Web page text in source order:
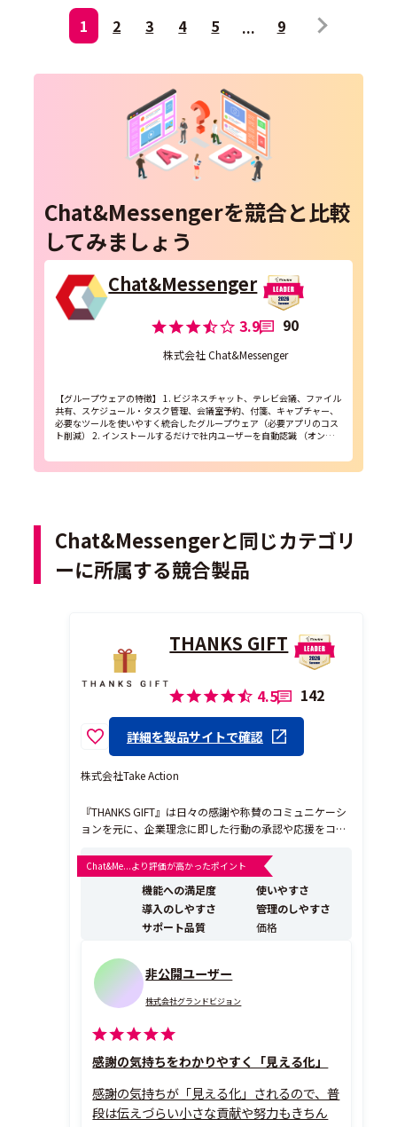
1 2 3 4 5 9
Chat&Messengerを競合と比較
してみましょう
Chat&Messenger
3.9 90
株式会社 Chat&Messenger
【グループウェアの特徴】 1. ビジネスチャット、テレビ会議、ファイル
共有、スケジュール・タスク管理、会議室予約、付箋、キャプチャー、
必要なツールを使いやすく統合したグループウェア（必要アプリのコス
ト削減） 2. インストールするだけで社内ユーザーを自動認識 （オンプ
Chat&Messengerと同じカテゴリ
ーに所属する競合製品
THANKS GIFT
4.5 142
詳細を製品サイトで確認
株式会社Take Action
『THANKS GIFT』は日々の感謝や称賛のコミュニケーシ
ョンを元に、企業理念に即した行動の承認や応援をコイ
善プラットフォームです。【1000社導入】 贈りあった
コインは福利厚生としても活用でき、導入企業様が独自
に設定されている商品・サービスだけでなく「A...
Chat&Me...より評価が高かったポイント
機能への満足度
使いやすさ
導入のしやすさ
管理のしやすさ
サポート品質
価格
非公開ユーザー
株式会社グランドビジョン
感謝の気持ちをわかりやすく「見える化」
感謝の気持ちが「見える化」されるので、普
段は伝えづらい小さな貢献や努力もきちん